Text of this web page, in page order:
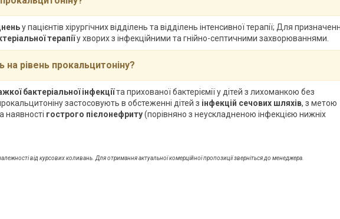
у пацієнтів хірургічних відділень та відділень інтенсивної терапії; Для
терапіїу хворих з інфекційними та гнійно-септичними захворюваннями.
рівень прокальцитоніну?
бактеріальної інфекціїта прихованої бактеріємії у дітей з лихоманкою без
застосовують в обстеженні дітей з інфекцій сечових шляхів, з метою
наявності гострого пієлонефриту(порівняно з неускладненою інфекцією нижніх
від курсових коливань. Для отримання актуальної комерційної пропозиції зверніться до менеджера.